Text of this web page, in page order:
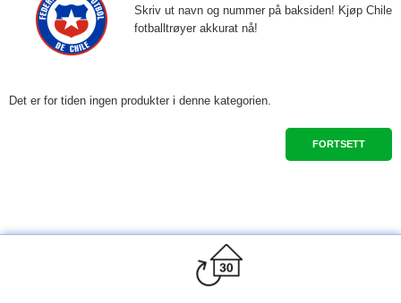
Skriv ut navn og nummer på baksiden! Kjøp Chile
fotballtrøyer akkurat nå!
Det er for tiden ingen produkter i denne kategorien.
FORTSETT